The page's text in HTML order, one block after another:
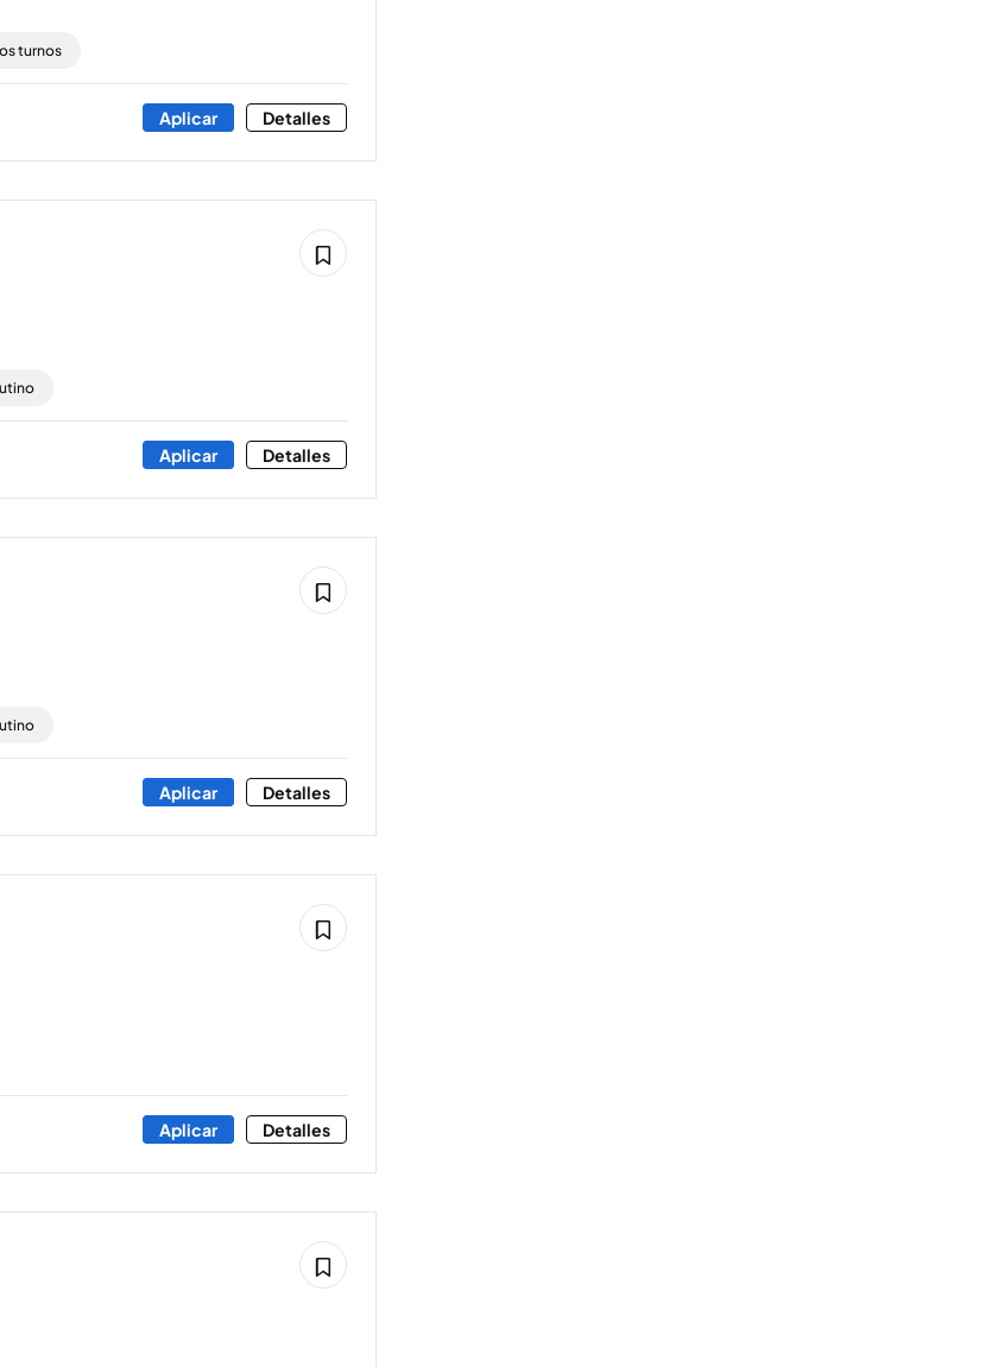
turnos
Aplicar Detalles
Aplicar Detalles
Aplicar Detalles
Aplicar Detalles